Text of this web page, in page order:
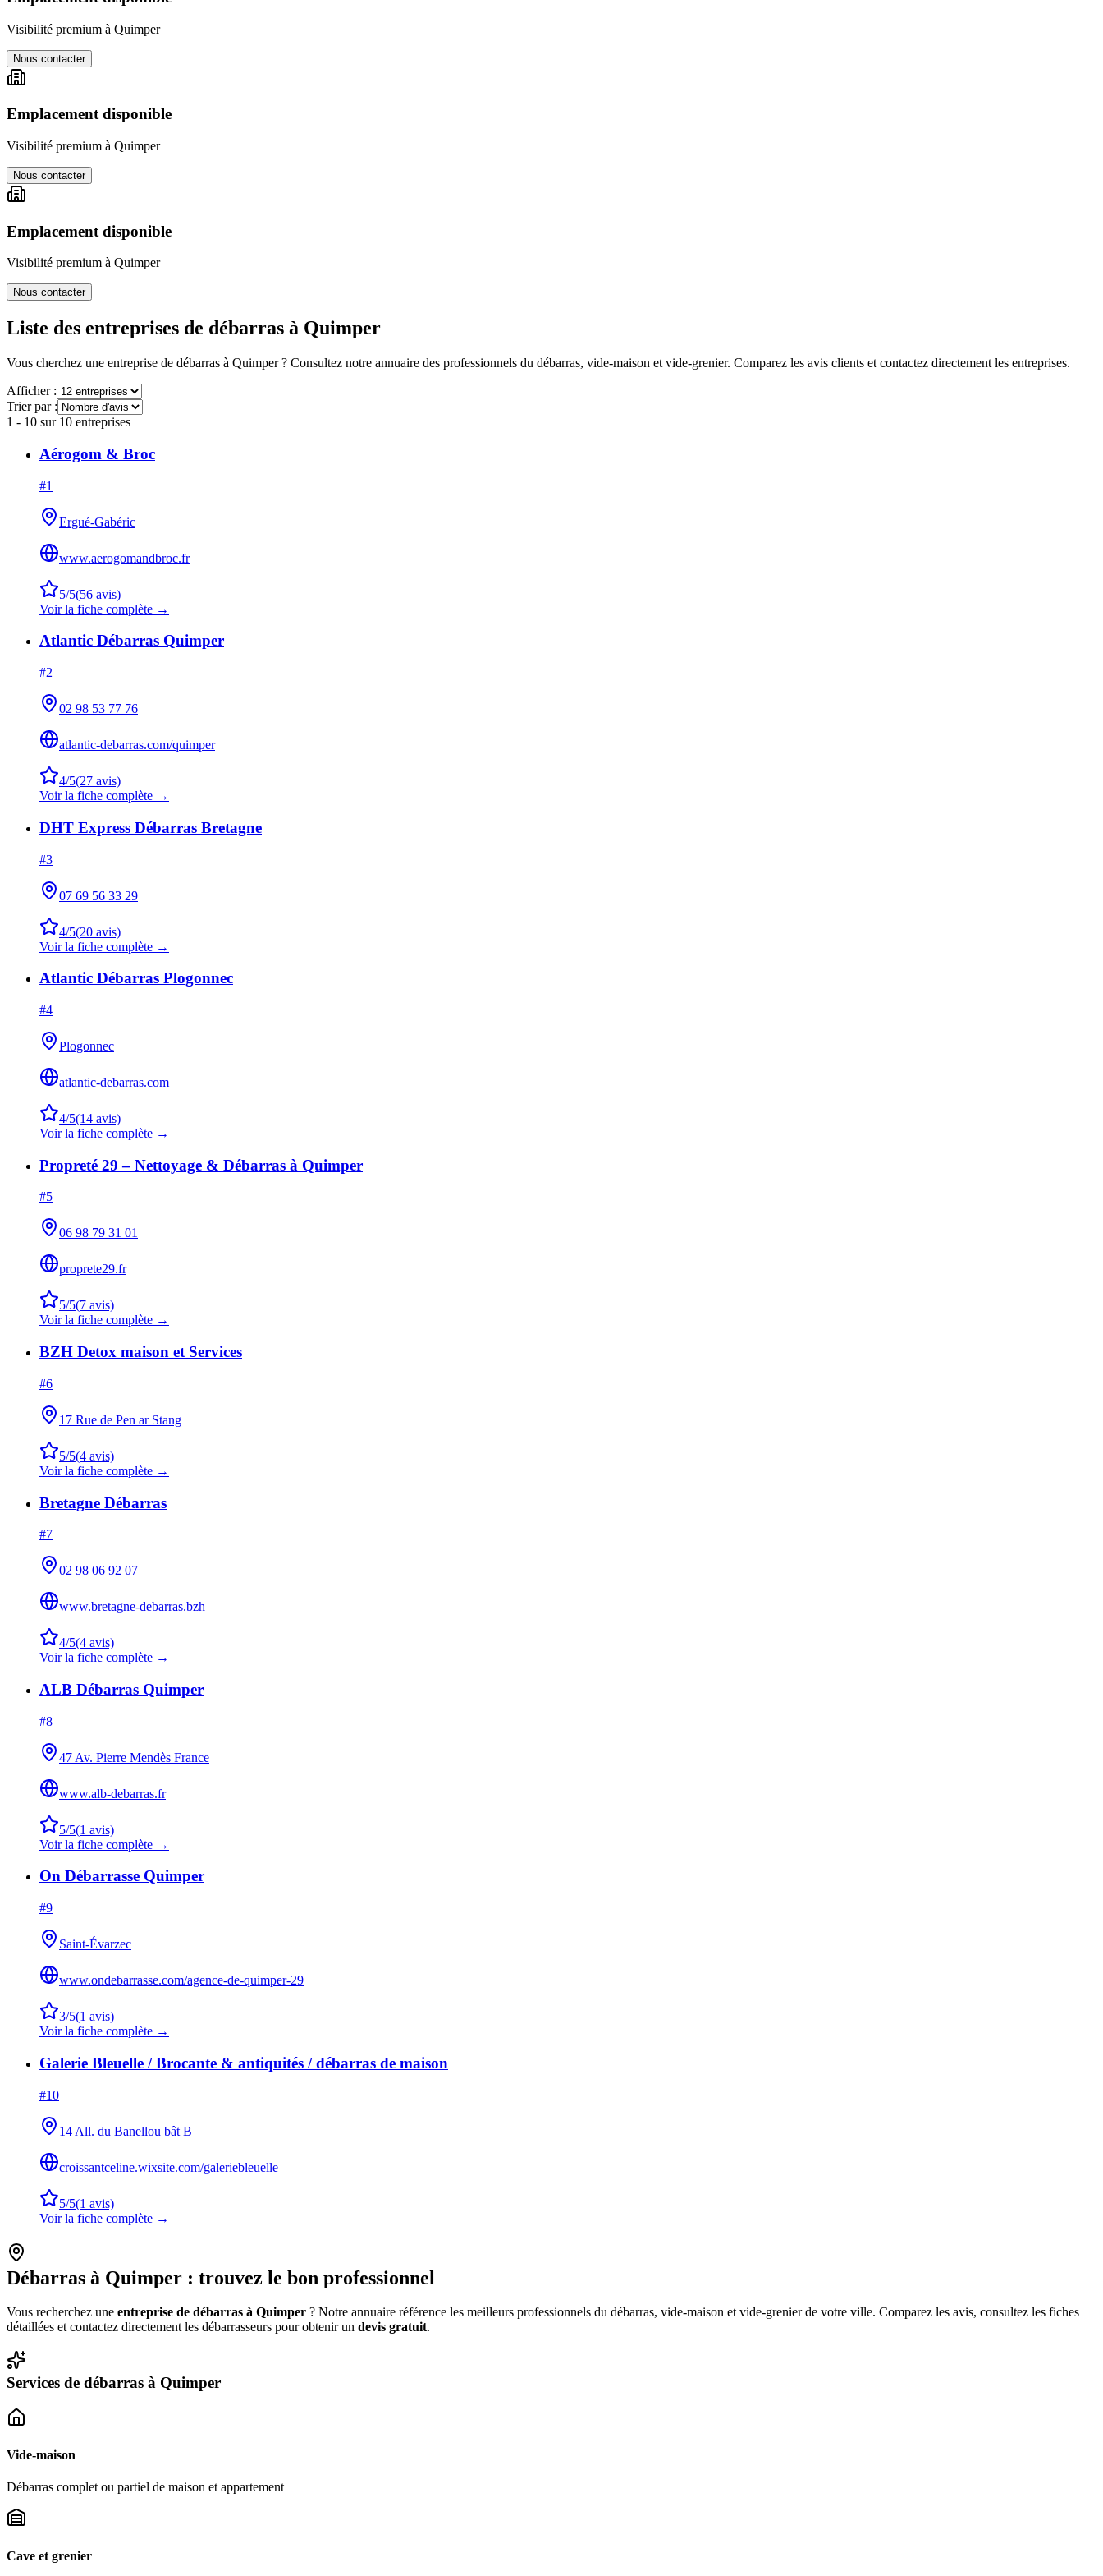
Visibilité premium à Quimper
Nous contacter
Emplacement disponible
Visibilité premium à Quimper
Nous contacter
Emplacement disponible
Visibilité premium à Quimper
Nous contacter
Liste des entreprises de débarras à Quimper
Vous cherchez une entreprise de débarras à Quimper? Consultez notre annuaire des professionnels du débarras, vide-maison et vide-grenier. Comparez les avis clients et contactez directement les entreprises.
Afficher :
Trier par :
1 - 10 sur 10 entreprises
Aérogom & Broc
#1
Ergué-Gabéric
www.aerogomandbroc.fr
5/5(56 avis)
Voir la fiche complète →
Atlantic Débarras Quimper
#2
02 98 53 77 76
atlantic-debarras.com/quimper
4/5(27 avis)
Voir la fiche complète →
DHT Express Débarras Bretagne
#3
07 69 56 33 29
4/5(20 avis)
Voir la fiche complète →
Atlantic Débarras Plogonnec
#4
Plogonnec
atlantic-debarras.com
4/5(14 avis)
Voir la fiche complète →
Propreté 29 – Nettoyage & Débarras à Quimper
#5
06 98 79 31 01
proprete29.fr
5/5(7 avis)
Voir la fiche complète →
BZH Detox maison et Services
#6
17 Rue de Pen ar Stang
5/5(4 avis)
Voir la fiche complète →
Bretagne Débarras
#7
02 98 06 92 07
www.bretagne-debarras.bzh
4/5(4 avis)
Voir la fiche complète →
ALB Débarras Quimper
#8
47 Av. Pierre Mendès France
www.alb-debarras.fr
5/5(1 avis)
Voir la fiche complète →
On Débarrasse Quimper
#9
Saint-Évarzec
www.ondebarrasse.com/agence-de-quimper-29
3/5(1 avis)
Voir la fiche complète →
Galerie Bleuelle / Brocante & antiquités / débarras de maison
#10
14 All. du Banellou bât B
croissantceline.wixsite.com/galeriebleuelle
5/5(1 avis)
Voir la fiche complète →
Débarras à Quimper : trouvez le bon professionnel
Vous recherchez une entreprise de débarras à Quimper ? Notre annuaire référence les meilleurs professionnels du débarras, vide-maison et vide-grenier de votre ville. Comparez les avis, consultez les fiches
détaillées et contactez directement les débarrasseurs pour obtenir un devis gratuit.
Services de débarras à Quimper
Vide-maison
Débarras complet ou partiel de maison et appartement
Cave et grenier